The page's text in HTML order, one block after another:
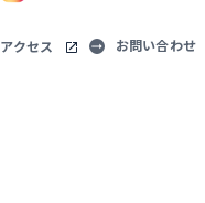
アクセス お問い合わせ